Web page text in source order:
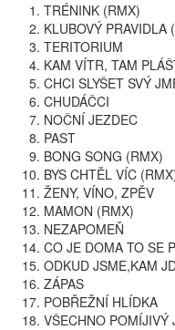
Kontakt
Interpreti
TRÉNINK (RMX)
KLUBOVÝ PRAVIDLA (
TERITORIUM
KAM VÍTR, TAM
CHCI SLYŠET SVÝ
CHUDÁČCI
NOČNÍ JEZDEC
PAST
BONG SONG (RMX)
BYS CHTĚL VÍC (RMX
ŽENY, VÍNO, ZPĚV
MAMON (RMX)
NEZAPOMEŇ
CO JE DOMA TO SE
ODKUD JSME,KAM
ZÁPAS
POBŘEŽNÍ HLÍDKA
VŠECHNO POMÍJIVÝ